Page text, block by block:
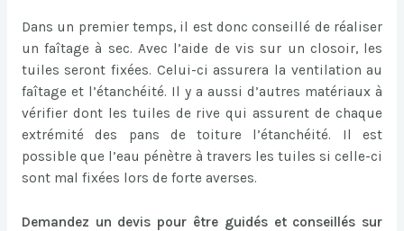
Dans un premier temps, il est donc conseillé de réaliser
un faîtage à sec. Avec l’aide de vis sur un closoir, les
tuiles seront fixées. Celui-ci assurera la ventilation au
faîtage et l’étanchéité. Il y a aussi d’autres matériaux à
vérifier dont les tuiles de rive qui assurent de chaque
extrémité des pans de toiture l’étanchéité. Il est
possible que l’eau pénètre à travers les tuiles si celle-ci
sont mal fixées lors de forte averses.
Demandez un devis pour être guidés et conseillés sur